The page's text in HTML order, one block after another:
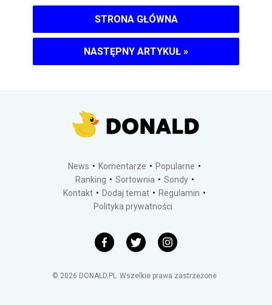
STRONA GŁÓWNA
NASTĘPNY ARTYKUŁ »
News Komentarze
Popularne
Ranking
Sortownia
Sondy
Kontakt
Dodaj temat
Regulamin
Polityka prywatności
© 2026 DONALD.PL Wszelkie prawa zastrzeżone